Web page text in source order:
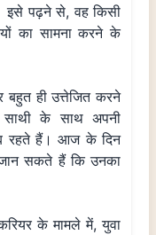
इसे पढ़ने से, वह किसी
का सामना करने के
बहुत ही उत्तेजित करने
के साथ अपनी
रहते हैं। आज के दिन
जान सकते हैं कि उनका
के मामले में, युवा